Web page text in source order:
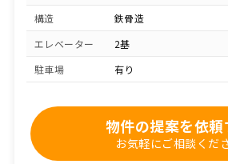
構造
鉄骨造
エレベーター
2基
駐車場
有り
物件の提案を依頼
お気軽にご相談くだ